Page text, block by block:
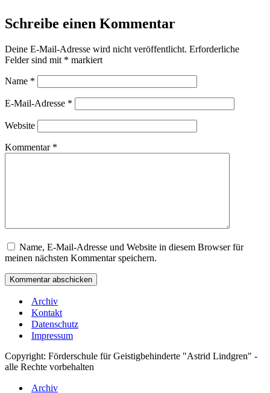
Schreibe einen Kommentar
Deine E-Mail-Adresse wird nicht veröffentlicht. Erforderliche
Felder sind mit * markiert
Name *
E-Mail-Adresse *
Website
Kommentar *
Name, E-Mail-Adresse und Website in diesem Browser für
meinen nächsten Kommentar speichern.
Archiv
Kontakt
Datenschutz
Impressum
Copyright: Förderschule für Geistigbehinderte "Astrid Lindgren" -
alle Rechte vorbehalten
Archiv